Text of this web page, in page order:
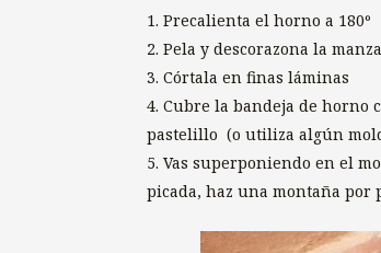
Precalienta el horno a 180º
Pela y descorazona la
Córtala en finas láminas
Cubre la bandeja de horno
pastelillo (o utiliza algún
Vas superponiendo en el
picada, haz una montaña por